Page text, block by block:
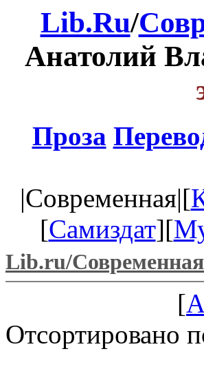
Lib.Ru/
Анатолий
Проза
|Современная|[
[Самиздат][
Lib.ru/
[
Отсортировано